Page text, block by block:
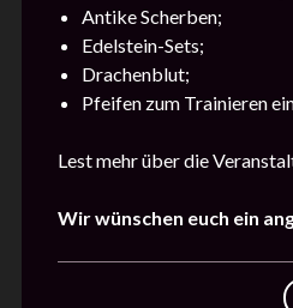
Antike Scherben;
Edelstein-Sets;
Drachenblut;
Pfeifen zum Trainieren
Lest mehr über die
Wir wünschen euch ein